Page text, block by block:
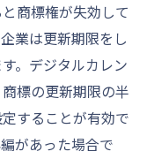
商標権が失効して
業は更新期限をし
。デジタルカレン
標の更新期限の半
することが有効で
があった場合で